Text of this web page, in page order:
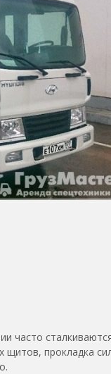
часто
прокладка